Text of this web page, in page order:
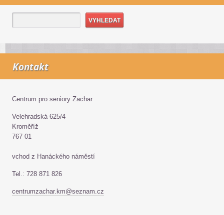
Kontakt
Centrum pro seniory Zachar
Velehradská 625/4
Kroměříž
767 01
vchod z Hanáckého náměstí
Tel.: 728 871 826
centrumzachar.km@seznam.cz